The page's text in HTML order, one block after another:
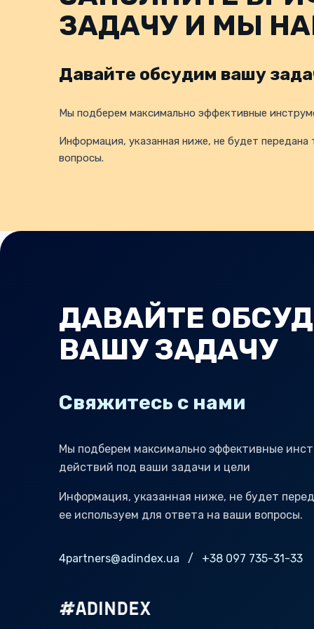
ЗАДАЧУ И МЫ
Давайте обсудим вашу
Мы подберем максимально эффективные
Информация, указанная ниже, не будет
вопросы.
ДАВАЙТЕ
ВАШУ ЗАДАЧУ
Свяжитесь с нами
Мы подберем максимально эффективные
действий под ваши задачи и цели
Информация, указанная ниже, не будет
ее используем для ответа на ваши вопросы.
4partners@adindex.ua / +38 097 735-31-33